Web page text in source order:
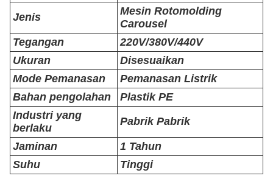
Jenis
Mesin Rotomolding
Carousel
Tegangan
220V/380V/440V
Ukuran
Disesuaikan
Mode Pemanasan
Pemanasan Listrik
Bahan pengolahan
Plastik PE
Industri yang
berlaku
Pabrik Pabrik
Jaminan
1 Tahun
Suhu
Tinggi